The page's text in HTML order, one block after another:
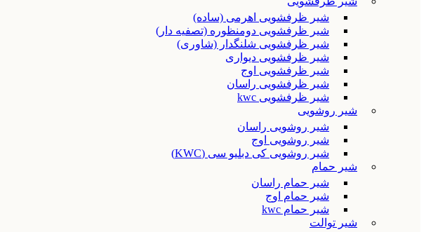
شیر ظرفشویی اهرمی (ساده)
شیر ظرفشویی دومنظوره (تصفیه دار)
شیر ظرفشویی شلنگدار (شاوری)
شیر ظرفشویی دیواری
شیر ظرفشویی اوج
شیر ظرفشویی راسان
شیر ظرفشویی kwc
شیر روشویی
شیر روشویی راسان
شیر روشویی اوج
شیر روشویی کی دبلیو سی (KWC)
شیر حمام
شیر حمام راسان
شیر حمام اوج
شیر حمام kwc
شیر توالت